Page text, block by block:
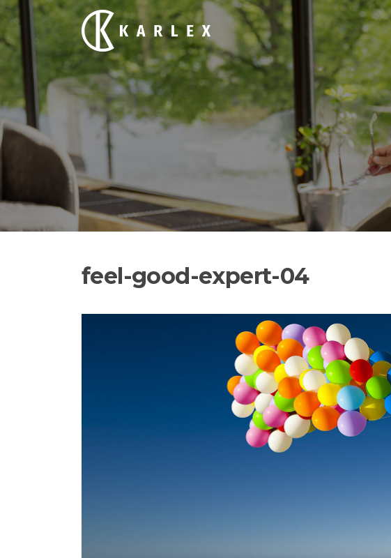
Siirry
suoraan
sisältöön
feel-good-expert-04